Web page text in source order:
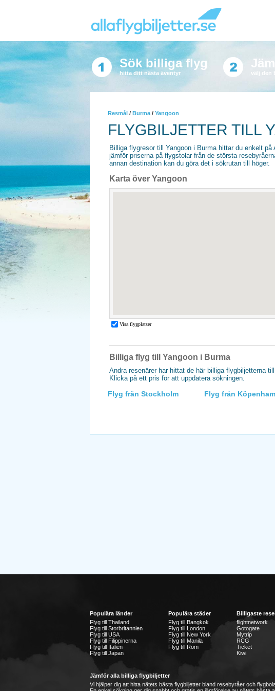
Sök billiga flyg
hitta ditt nästa äventyr välj den
Resmål / Burma / Yangoon
FLYGBILJETTER TILL
Billiga flygresor till Yangoon i Burma hittar du enkelt på
jämför priserna på flygstolar från de största
annan destination kan du göra det i sökrutan till höger.
Karta över Yangoon
Billiga flyg till Yangoon i Burma
Andra resenärer har hittat de här billiga flygbiljetterna
Klicka på ett pris för att uppdatera sökningen.
Flyg från Stockholm Flyg från
Populära länder
Flyg till Thailand
Flyg till Storbritannien
Flyg till USA
Flyg till Filippinerna
Flyg till Italien
Flyg till Japan
Populära städer
Flyg till Bangkok
Flyg till London
Flyg till New York
Flyg till Manila
Flyg till Rom
Billigaste
flightnetwork
Gotogate
Mytrip
RCG
Ticket
Kiwi
Jämför alla billiga flygbiljetter
Vi hjälper dig att hitta nätets bästa flygbiljetter bland resebyråer och